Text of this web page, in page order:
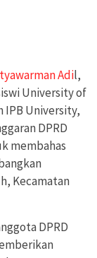
Adil,
University of
IPB University,
DPRD
membahas
Kecamatan
DPRD